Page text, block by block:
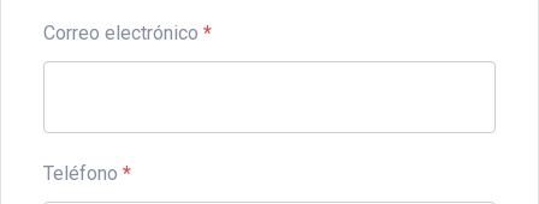
Correo electrónico *
Teléfono *